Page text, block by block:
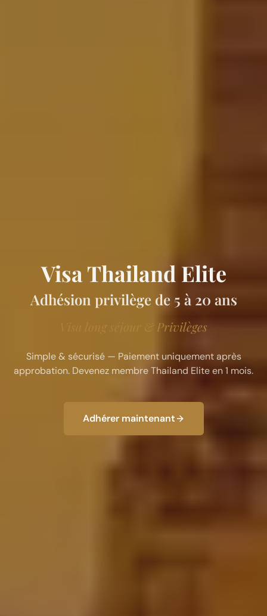
Visa Thailand Elite
Adhésion privilège de 5 à 20 ans
Visa long séjour & Privilèges
Simple & sécurisé — Paiement uniquement après
approbation. Devenez membre Thailand Elite en 1 mois.
Adhérer maintenant